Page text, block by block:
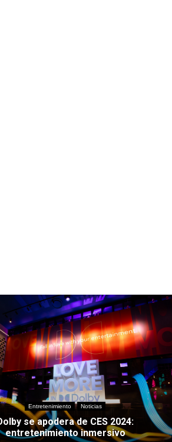
Entretenimiento Noticias
se apodera de CES 2024:
entretenimiento inmersivo